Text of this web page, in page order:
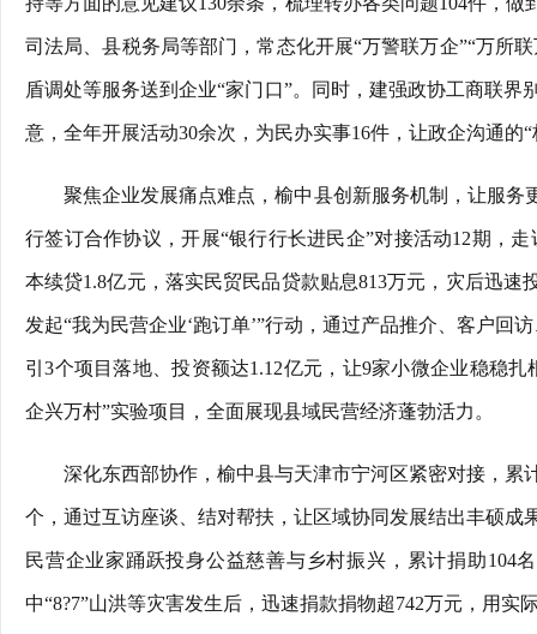
司法局、县税务局等部门，常态化开展“万警联万企”“万所
盾调处等服务送到企业“家门口”。同时，建强政协工商联
意，全年开展活动30余次，为民办实事16件，让政企沟通的
聚焦企业发展痛点难点，榆中县创新服务机制，让服
行签订合作协议，开展“银行行长进民企”对接活动12期，
本续贷1.8亿元，落实民贸民品贷款贴息813万元，灾后迅
发起“我为民营企业‘跑订单’”行动，通过产品推介、客户回
引3个项目落地、投资额达1.12亿元，让9家小微企业稳稳
企兴万村”实验项目，全面展现县域民营经济蓬勃活力。
深化东西部协作，榆中县与天津市宁河区紧密对接，累
个，通过互访座谈、结对帮扶，让区域协同发展结出丰硕
民营企业家踊跃投身公益慈善与乡村振兴，累计捐助104
中“8?7”山洪等灾害发生后，迅速捐款捐物超742万元，用实